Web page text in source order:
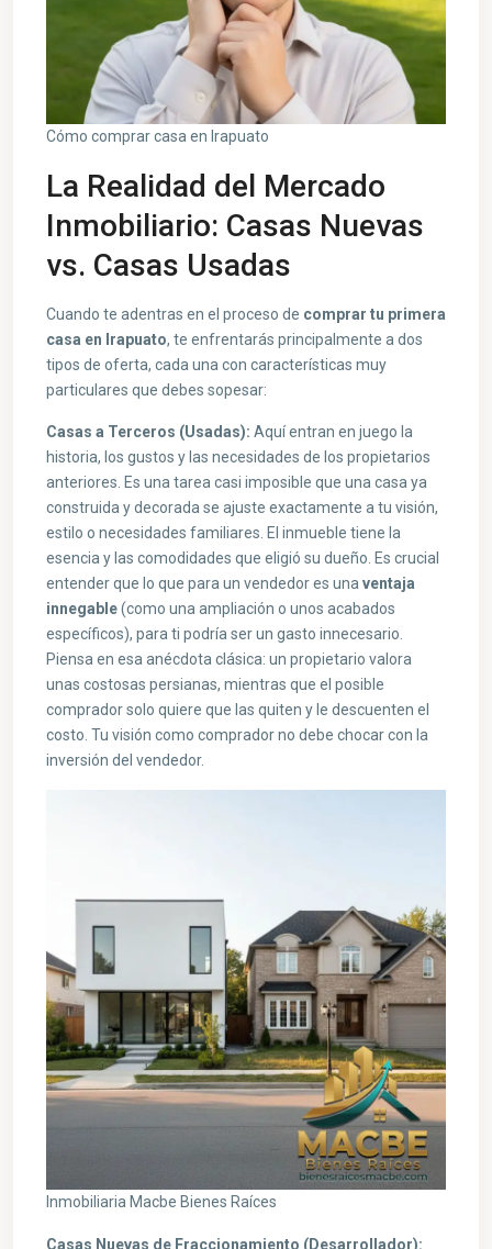
Cómo comprar casa en Irapuato
La Realidad del Mercado
Inmobiliario: Casas Nuevas
vs. Casas Usadas
Cuando te adentras en el proceso de comprar tu primera
casa en Irapuato, te enfrentarás principalmente a dos
tipos de oferta, cada una con características muy
particulares que debes sopesar:
Casas a Terceros (Usadas): Aquí entran en juego la
historia, los gustos y las necesidades de los propietarios
anteriores. Es una tarea casi imposible que una casa ya
construida y decorada se ajuste exactamente a tu visión,
estilo o necesidades familiares. El inmueble tiene la
esencia y las comodidades que eligió su dueño. Es crucial
entender que lo que para un vendedor es una ventaja
innegable(como una ampliación o unos acabados
específicos), para ti podría ser un gasto innecesario.
Piensa en esa anécdota clásica: un propietario valora
unas costosas persianas, mientras que el posible
comprador solo quiere que las quiten y le descuenten el
costo. Tu visión como comprador no debe chocar con la
inversión del vendedor.
Inmobiliaria Macbe Bienes Raíces
Casas Nuevas de Fraccionamiento (Desarrollador):